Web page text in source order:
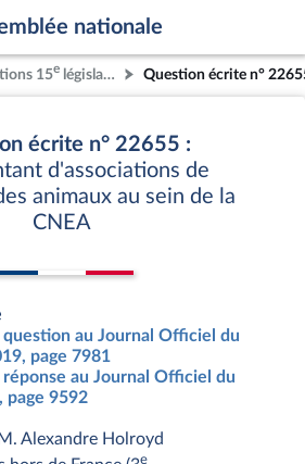
nationale
15e législature Question écrite n°
écrite n° 22655 :
d'associations de
animaux au sein de la
CNEA
au Journal Officiel du
page 7981
au Journal Officiel du
page 9592
Alexandre Holroyd
e